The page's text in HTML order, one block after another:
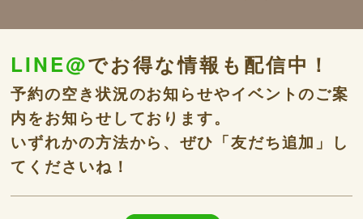
LINE@でお得な情報も配信中！
予約の空き状況のお知らせやイベントのご案
内をお知らせしております。
いずれかの方法から、ぜひ「友だち追加」し
てくださいね！